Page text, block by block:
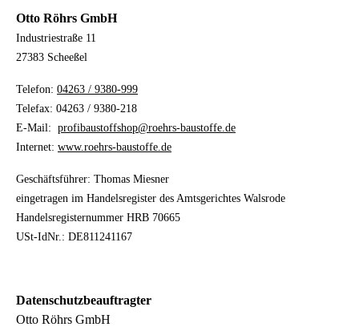
Otto Röhrs GmbH
Industriestraße 11
27383 Scheeßel
Telefon: 04263 / 9380-999
Telefax: 04263 / 9380-218
E-Mail: profibaustoffshop@roehrs-baustoffe.de
Internet: www.roehrs-baustoffe.de
Geschäftsführer: Thomas Miesner
eingetragen im Handelsregister des Amtsgerichtes Walsrode
Handelsregisternummer HRB 70665
USt-IdNr.: DE811241167
Datenschutzbeauftragter
Otto Röhrs GmbH